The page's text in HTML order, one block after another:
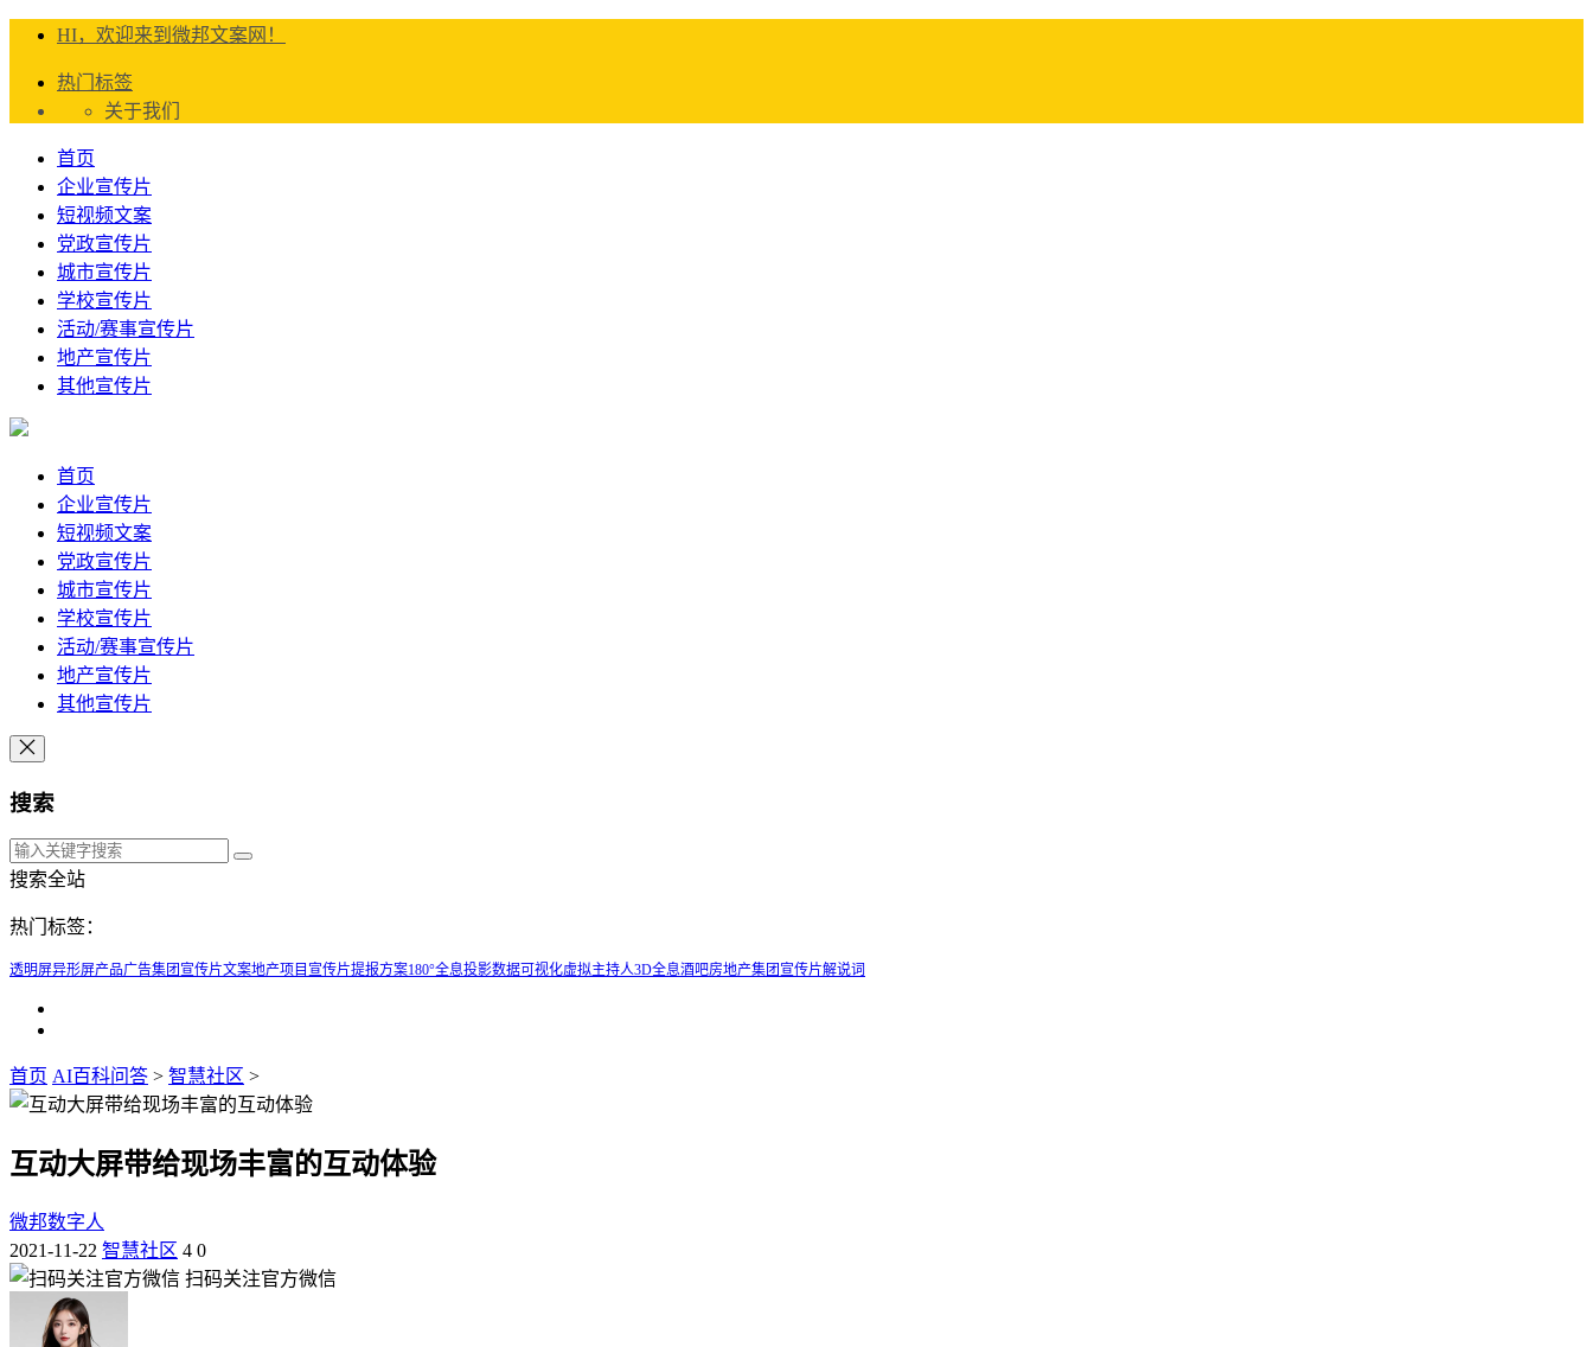
HI，欢迎来到微邦文案网！
热门标签
关于我们
首页
企业宣传片
短视频文案
党政宣传片
城市宣传片
学校宣传片
活动/赛事宣传片
地产宣传片
其他宣传片
首页
企业宣传片
短视频文案
党政宣传片
城市宣传片
学校宣传片
活动/赛事宣传片
地产宣传片
其他宣传片
搜索
搜索全站
热门标签：
透明屏异形屏产品广告集团宣传片文案地产项目宣传片提报方案180°全息投影数据可视化虚拟主持人3D全息酒吧房地产集团宣传片解说词
首页 AI百科问答 > 智慧社区 >
互动大屏带给现场丰富的互动体验
微邦数字人
2021-11-22 智慧社区 4 0
扫码关注官方微信